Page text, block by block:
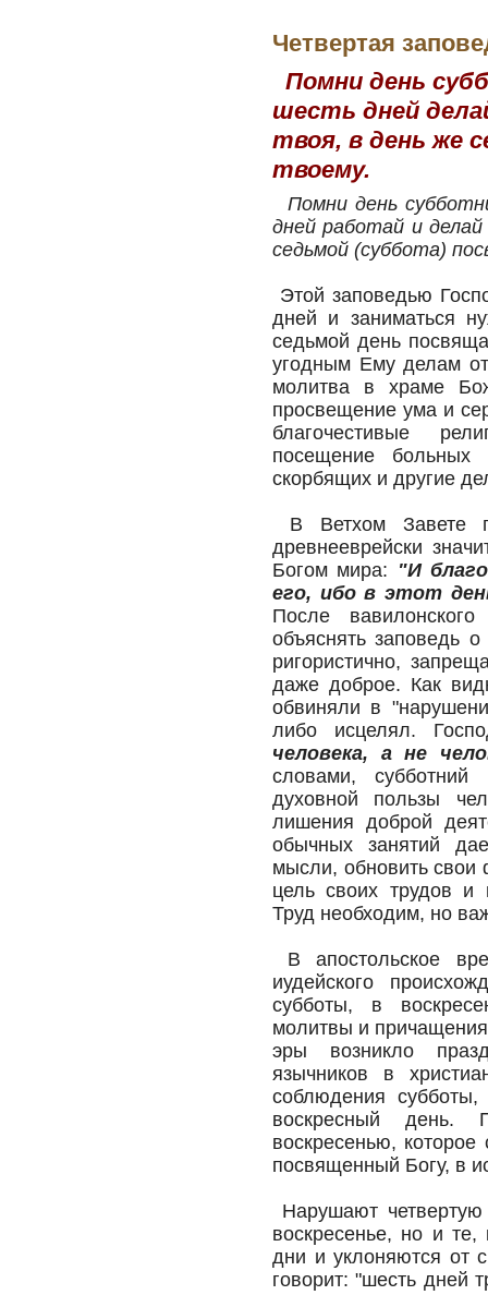
Четвертая
Помни день
шесть дней
твоя, в день же
твоему.
Помни день
дней работай и
седьмой (суббота)
Этой заповедью
дней и заниматься
седьмой день
угодным Ему делам
молитва в храме
просвещение ума и
благочестивые
посещение
скорбящих и другие
В Ветхом Завете
древнееврейски
Богом мира: "И
его, ибо в этот
После
объяснять заповедь
ригористично,
даже доброе. Как
обвиняли в
либо исцелял.
человека, а не
словами,
духовной пользы
лишения доброй
обычных занятий
мысли, обновить
цель своих трудов и
Труд необходим, но
В апостольское
иудейского
субботы, в
молитвы и
эры возникло
язычников в
соблюдения
воскресный день.
воскресенью, которое
посвященный Богу, в
Нарушают
воскресенье, но и те,
дни и уклоняются от
говорит: "шесть дней